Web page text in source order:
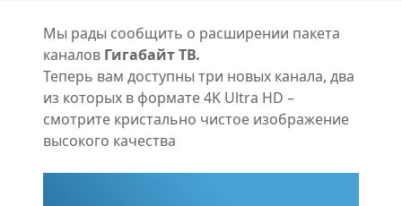
Мы рады сообщить о расширении пакета
каналов Гигабайт ТВ.
Теперь вам доступны три новых канала, два
из которых в формате 4K Ultra HD –
смотрите кристально чистое изображение
высокого качества